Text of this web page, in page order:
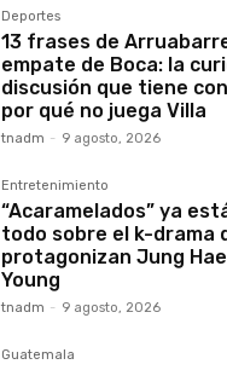
Deportes
13 frases de
empate de Boca: la
discusión que tiene
por qué no juega Villa
tnadm - 9 agosto, 2026
Entretenimiento
“Acaramelados” ya
todo sobre el k-drama
protagonizan Jung
Young
tnadm - 9 agosto, 2026
Guatemala